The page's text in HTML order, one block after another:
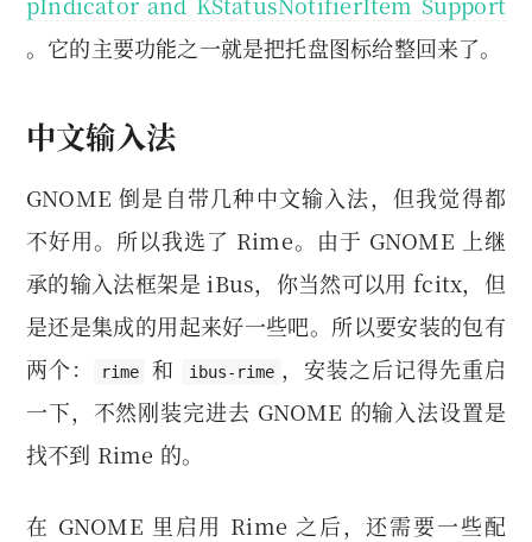
。它的主要功能之一就是把托盘图标给整回来了。
中文输入法
GNOME 倒是自带几种中文输入法，但我觉得都
不好用。所以我选了 Rime。由于 GNOME 上继
承的输入法框架是 iBus，你当然可以用 fcitx，但
是还是集成的用起来好一些吧。所以要安装的包有
两个：
rime 和 ibus-rime ，安装之后记得先重启
一下，不然刚装完进去 GNOME 的输入法设置是
找不到 Rime 的。
在 GNOME 里启用 Rime 之后，还需要一些配